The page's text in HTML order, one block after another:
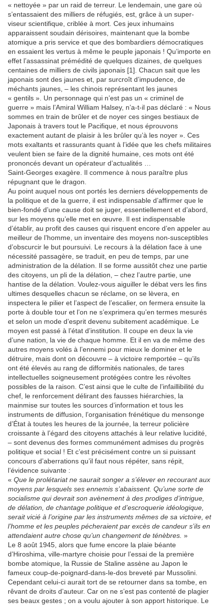
« nettoyée » par un raid de terreur. Le lendemain, une gare où
s’entassaient des milliers de réfugiés, est, grâce à un super-
viseur scientifique, criblée à mort. Ces jeux inhumains
apparaissent soudain dérisoires, maintenant que la bombe
atomique a pris service et que des bombardiers démocratiques
en essaient les vertus à même le peuple japonais ! Qu’importe en
effet l’assassinat prémédité de quelques dizaines, de quelques
centaines de milliers de civils japonais [1]. Chacun sait que les
japonais sont des jaunes et, par surcroît d’impudence, de
méchants jaunes, – les chinois représentant les jaunes
« gentils ». Un personnage qui n’est pas un « criminel de
guerre » mais l’Amiral William Halsey, n’a-t-il pas déclaré : « Nous
sommes en train de brûler et de noyer ces singes bestiaux de
Japonais à travers tout le Pacifique, et nous éprouvons
exactement autant de plaisir à les brûler qu’à les noyer ». Ces
mots exaltants et rassurants quant à l’idée que les chefs militaires
veulent bien se faire de la dignité humaine, ces mots ont été
prononcés devant un opérateur d’actualités …
Saint-Georges exagère. Il commence à nous paraître plus
répugnant que le dragon.
Au point auquel nous ont portés les derniers développements de
la politique et de la guerre, il est indispensable d’affirmer que le
bien-fondé d’une cause doit se juger, essentiellement et d’abord,
sur les moyens qu’elle met en œuvre. Il est indispensable
d’établir, au profit des causes qui risquent encore d’en appeler au
meilleur de l’homme, un inventaire des moyens non-susceptibles
d’obscurcir le but poursuivi. Le recours à la délation face à une
nécessité passagère, se traduit, en peu de temps, par une
administration de la délation. Il se forme aussitôt chez une partie
des citoyens, un pli de la délation, – chez l’autre partie, une
hantise de la délation. Voulez-vous aiguiller le débat vers les fins
ultimes desquelles chacun se réclame, on se lèvera, en
inspectera le pilier et l’aspect de l’escalier, on fermera ensuite la
porte à double tour et l’on ne s’exprimera qu’en termes mesurés
et selon un mode d’esprit devenu subitement académique. Le
moyen est passé à l’état d’institution. Il coupe en deux la vie
d’une nation, la vie de chaque homme. Et il en va de même des
autres moyens volés à l’ennemi pour mieux le dominer et le
détruire, mais dont on découvre – à victoire remportée – qu’ils
ont été élevés au rang de difformités nationales, de tares
intellectuelles soigneusement protégées contre les révoltes
possibles de la raison. C’est ainsi que le culte de l’infaillibilité du
chef, le renforcement délirant des fausses hiérarchies, la
mainmise sur toutes les sources d’information et tous les
instruments de diffusion, l’organisation frénétique du mensonge
d’État à toutes les heures de la journée, la terreur policière
croissante à l’égard des citoyens attachés à leur relative lucidité,
– sont devenus des formes communément admises du progrès
politique et social ! Et c’est précisément contre un si puissant
concours d’aberrations qu’il faut nous répéter, sans répit,
l’évidence suivante :
« Que le prolétariat ne saurait songer a s’élever en recourant aux
moyens par lesquels ses ennemis s’abaissent. Qu’une sorte de
socialisme qui devrait son avènement à des prodiges d’intrigue,
de délation, de chantage politique et d’escroquerie idéologique,
serait vicié à l’origine par les instruments mêmes de sa victoire, et
l’homme et les peuples pécheraient par excès de candeur s’ils en
attendaient autre chose qu’un changement de ténèbres. »
Le 8 août 1945, alors que fume encore la plaie béante
d’Hiroshima, ville-martyre choisie pour l’essai de la première
bombe atomique, la Russie de Staline assène au Japon le
fameux coup-de-poignard-dans-le-dos breveté par Mussolini.
Cependant celui-ci aurait tort de se retourner dans sa tombe, en
rêvant de droits d’auteur. Car on ne s’est pas contenté de plagier
ses beaux gestes ; on a voulu ajouter à son apport historique. Le